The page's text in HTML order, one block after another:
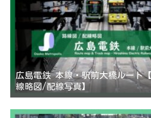
広島電鉄 本線・駅前大橋ルート
線略図/配線写真】